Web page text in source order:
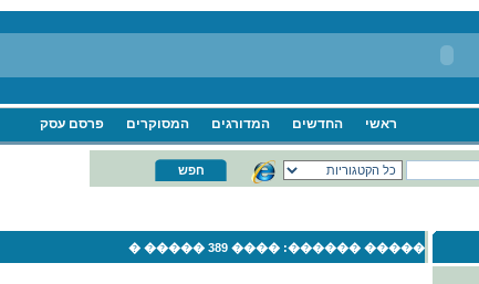
ראשי החדשים המדורגים המסוקרים פרסם עסק
����� ������:
���� 389 ����� �